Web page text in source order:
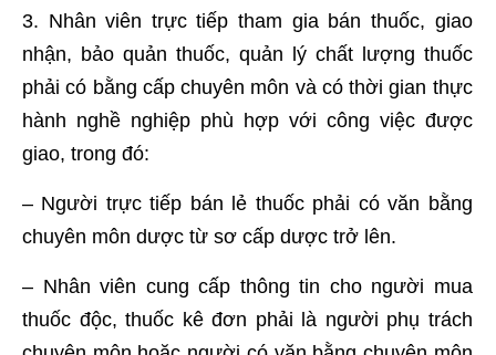
3. Nhân viên trực tiếp tham gia bán thuốc, giao
nhận, bảo quản thuốc, quản lý chất lượng thuốc
phải có bằng cấp chuyên môn và có thời gian thực
hành nghề nghiệp phù hợp với công việc được
giao, trong đó:
– Người trực tiếp bán lẻ thuốc phải có văn bằng
chuyên môn dược từ sơ cấp dược trở lên.
– Nhân viên cung cấp thông tin cho người mua
thuốc độc, thuốc kê đơn phải là người phụ trách